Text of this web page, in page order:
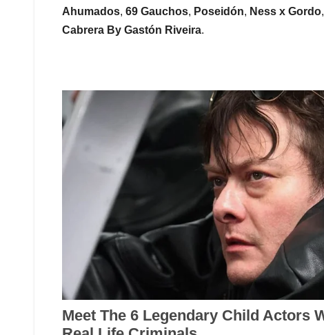
Ahumados, 69 Gauchos, Poseidón, Ness x Gordo,
Cabrera By Gastón Riveira.